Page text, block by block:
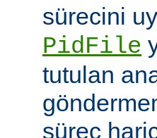
sürecini
PidFile
tutulan
süreç